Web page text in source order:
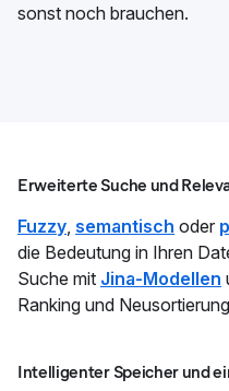
sonst noch brauchen.
Erweiterte Suche und
Fuzzy semantisch oder
die Bedeutung in Ihren
Suche mit Jina-Modellen
Ranking und
Intelligenter Speicher und